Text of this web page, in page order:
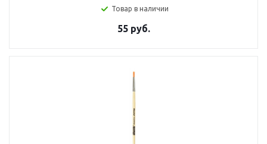
Товар в наличии
55 руб.